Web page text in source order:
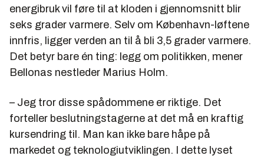
energibruk vil føre til at kloden i gjennomsnitt blir
seks grader varmere. Selv om København-løftene
innfris, ligger verden an til å bli 3,5 grader varmere.
Det betyr bare én ting: legg om politikken, mener
Bellonas nestleder Marius Holm.
– Jeg tror disse spådommene er riktige. Det
forteller beslutningstagerne at det må en kraftig
kursendring til. Man kan ikke bare håpe på
markedet og teknologiutviklingen. I dette lyset